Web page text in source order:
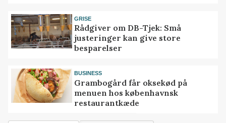
GRISE
Rådgiver om DB-Tjek: Små
justeringer kan give store
besparelser
BUSINESS
Grambogård får oksekød på
menuen hos københavnsk
restaurantkæde